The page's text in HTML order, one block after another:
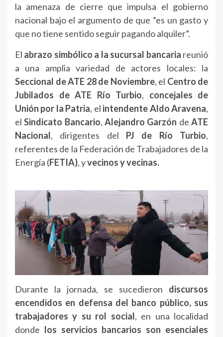
la amenaza de cierre que impulsa el gobierno
nacional bajo el argumento de que “es un gasto y
que no tiene sentido seguir pagando alquiler”.
El abrazo simbólico a la sucursal bancaria reunió
a una amplia variedad de actores locales: la
Seccional de ATE 28 de Noviembre, el Centro de
Jubilados de ATE Río Turbio, concejales de
Unión por la Patria, el intendente Aldo Aravena,
elSindicato Bancario,Alejandro Garzón deATE
Nacional, dirigentes del PJ de Río Turbio,
referentes de la Federación de Trabajadores de la
Energía (FETIA), yvecinos y vecinas.
Durante la jornada, se sucedieron discursos
encendidos en defensa del banco público, sus
trabajadores y su rol social, en una localidad
donde los servicios bancarios son esenciales